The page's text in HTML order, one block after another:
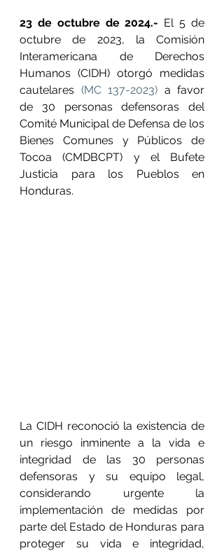
23 de octubre de 2024.- El 5 de
octubre de 2023, la Comisión
Interamericana de Derechos
Humanos (CIDH) otorgó medidas
cautelares (MC 137-2023) a favor
de 30 personas defensoras del
Comité Municipal de Defensa de los
Bienes Comunes y Públicos de
Tocoa (CMDBCPT) y el Bufete
Justicia para los Pueblos en
Honduras.
La CIDH reconoció la existencia de
un riesgo inminente a la vida e
integridad de las 30 personas
defensoras y su equipo legal,
considerando urgente la
implementación de medidas por
parte del Estado de Honduras para
proteger su vida e integridad,